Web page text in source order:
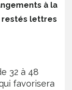
à la
restés lettres
32 à 48
favorisera